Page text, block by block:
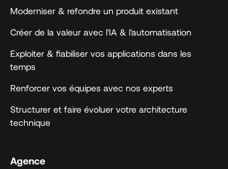
Moderniser & refondre un produit existant
Créer de la valeur avec l'IA & l'automatisation
Exploiter & fiabiliser vos applications dans les
temps
Renforcer vos équipes avec nos experts
Structurer et faire évoluer votre architecture
technique
Agence